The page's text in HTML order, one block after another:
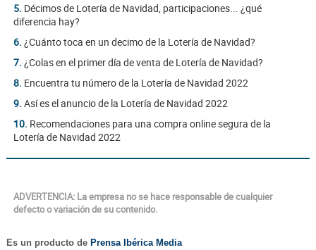
5. Décimos de Lotería de Navidad, participaciones... ¿qué
diferencia hay?
6. ¿Cuánto toca en un decimo de la Lotería de Navidad?
7. ¿Colas en el primer día de venta de Lotería de Navidad?
8. Encuentra tu número de la Lotería de Navidad 2022
9. Así es el anuncio de la Lotería de Navidad 2022
10. Recomendaciones para una compra online segura de la
Lotería de Navidad 2022
ADVERTENCIA: La empresa no se hace responsable de cualquier
defecto o variación de su contenido.
Es un producto de Prensa Ibérica Media